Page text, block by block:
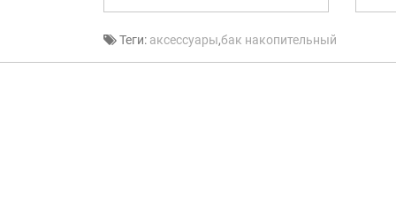
Теги: аксессуары,бак накопительный